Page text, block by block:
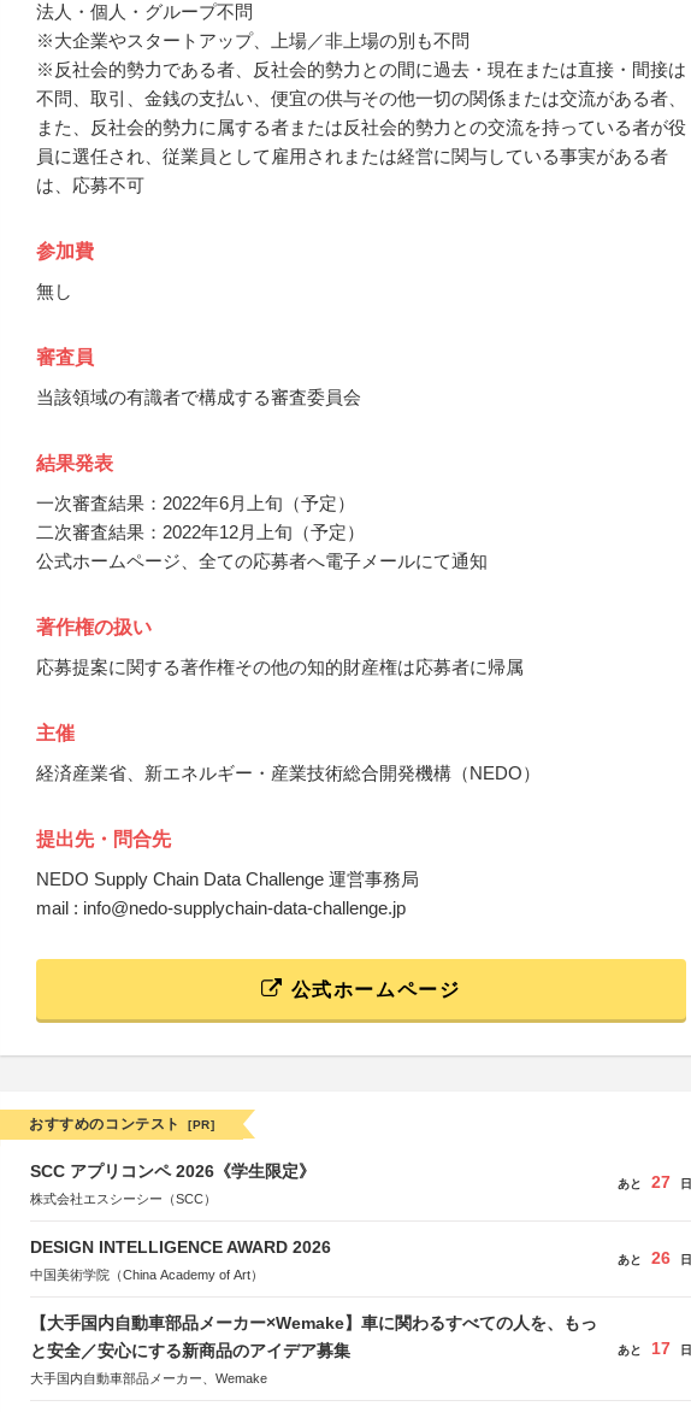
法人・個人・グループ不問
※大企業やスタートアップ、上場／非上場の別も不問
※反社会的勢力である者、反社会的勢力との間に過去・現在または直接・間接は
不問、取引、金銭の支払い、便宜の供与その他一切の関係または交流がある者、
また、反社会的勢力に属する者または反社会的勢力との交流を持っている者が役
員に選任され、従業員として雇用されまたは経営に関与している事実がある者
は、応募不可
参加費
無し
審査員
当該領域の有識者で構成する審査委員会
結果発表
一次審査結果：2022年6月上旬（予定）
二次審査結果：2022年12月上旬（予定）
公式ホームページ、全ての応募者へ電子メールにて通知
著作権の扱い
応募提案に関する著作権その他の知的財産権は応募者に帰属
主催
経済産業省、新エネルギー・産業技術総合開発機構（NEDO）
提出先・問合先
NEDO Supply Chain Data Challenge 運営事務局
mail : info@nedo-supplychain-data-challenge.jp
公式ホームページ
おすすめのコンテスト [PR]
SCC アプリコンペ 2026《学生限定》
株式会社エスシーシー（SCC）
あと 27 日
DESIGN INTELLIGENCE AWARD 2026
中国美術学院（China Academy of Art）
あと 26 日
【大手国内自動車部品メーカー×Wemake】車に関わるすべての人を、もっ
と安全／安心にする新商品のアイデア募集
大手国内自動車部品メーカー、Wemake
あと 17 日